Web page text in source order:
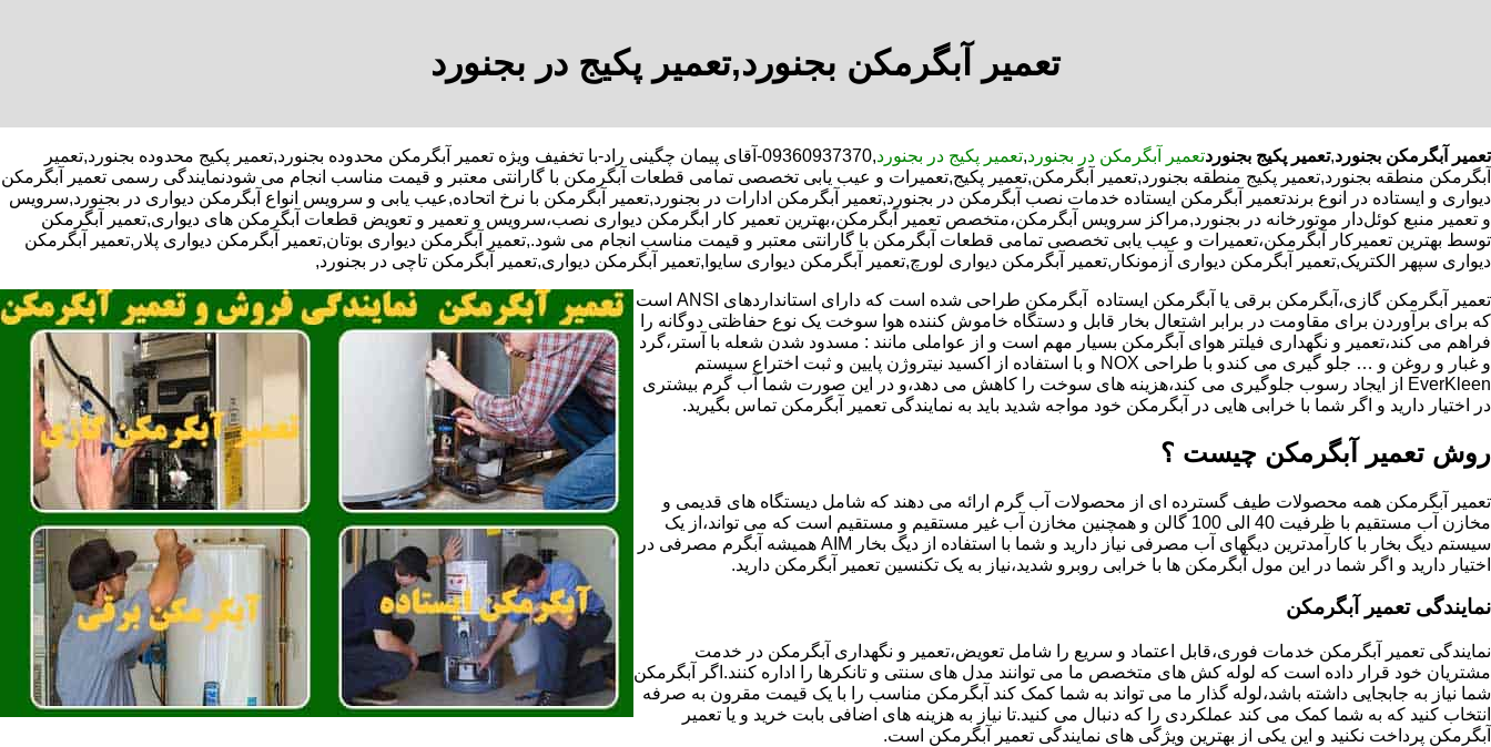
تعمیر آبگرمکن بجنورد,تعمیر پکیج در بجنورد
تعمیر آبگرمکن بجنورد,تعمیر پکیج بجنوردتعمیر آبگرمکن در بجنورد,تعمیر پکیج در بجنورد
,09360937370-آقای پیمان چگینی راد-با تخفیف ویژه تعمیر آبگرمکن محدوده بجنورد,تعمیر پکیج محدوده بجنورد,تعمیر
آبگرمکن منطقه بجنورد,تعمیر پکیج منطقه بجنورد,تعمیر آبگرمکن,تعمیر پکیج,تعمیرات و عیب یابی تخصصی تمامی قطعات آبگرمکن با گارانتی معتبر و قیمت مناسب انجام می شودنمایندگی رسمی تعمیر آبگرمکن
دیواری و ایستاده در انوع برندتعمیر آبگرمکن ایستاده خدمات نصب آبگرمکن در بجنورد,تعمیر آبگرمکن ادارات در بجنورد,تعمیر آبگرمکن با نرخ اتحاده,عیب یابی و سرویس انواع آبگرمکن دیواری در بجنورد,سرویس
و تعمیر منبع کوئل‌دار موتورخانه در بجنورد,مراکز سرویس آبگرمکن،متخصص تعمیر آبگرمکن،بهترین تعمیر کار ابگرمکن دیواری نصب،سرویس و تعمیر و تعویض قطعات آبگرمکن های دیواری,تعمیر آبگرمکن
توسط بهترین تعمیرکار آبگرمکن،تعمیرات و عیب یابی تخصصی تمامی قطعات آبگرمکن با گارانتی معتبر و قیمت مناسب انجام می شود.,تعمیر آبگرمکن دیواری بوتان,تعمیر آبگرمکن دیواری پلار,تعمیر آبگرمکن
دیواری سپهر الکتریک,تعمیر آبگرمکن دیواری آزمونکار,تعمیر آبگرمکن دیواری لورچ,تعمیر آبگرمکن دیواری سایوا,تعمیر آبگرمکن دیواری,تعمیر آبگرمکن تاچی در بجنورد,
تعمیر آبگرمکن گازی،آبگرمکن برقی یا آبگرمکن ایستاده ​ آبگرمکن طراحی شده است که دارای استانداردهای ANSI است
که برای برآوردن برای مقاومت در برابر اشتعال بخار قابل و دستگاه خاموش کننده هوا سوخت یک نوع حفاظتی دوگانه را
فراهم می کند،تعمیر و نگهداری فیلتر هوای آبگرمکن بسیار مهم است و از عواملی مانند : مسدود شدن شعله با آستر،گرد
و غبار و روغن و … جلو گیری می کندو با طراحی NOX و با استفاده از اکسید نیتروژن پایین و ثبت اختراع سیستم
EverKleen از ایجاد رسوب جلوگیری می کند،هزینه های سوخت را کاهش می دهد،و در این صورت شما آب گرم بیشتری
در اختیار دارید و اگر شما با خرابی هایی در آبگرمکن خود مواجه شدید باید به نمایندگی تعمیر آبگرمکن تماس بگیرید.
روش تعمیر آبگرمکن چیست ؟
تعمیر آبگرمکن همه محصولات طیف گسترده ای از محصولات آب گرم ارائه می دهند که شامل دیستگاه های قدیمی و
مخازن آب مستقیم با ظرفیت 40 الی 100 گالن و همچنین مخازن آب غیر مستقیم و مستقیم است که می تواند،از یک
سیستم دیگ بخار با کارآمدترین دیگهای آب مصرفی نیاز دارید و شما با استفاده از دیگ بخار AIM همیشه آبگرم مصرفی در
اختیار دارید و اگر شما در این مول آبگرمکن ها با خرابی روبرو شدید،نیاز به یک تکنسین تعمیر آبگرمکن دارید.
نمایندگی تعمیر آبگرمکن
نمایندگی تعمیر آبگرمکن خدمات فوری،قابل اعتماد و سریع را شامل تعویض،تعمیر و نگهداری آبگرمکن در خدمت
مشتریان خود قرار داده است که لوله کش های متخصص ما می توانند مدل های سنتی و تانکرها را اداره کنند.اگر آبگرمکن
شما نیاز به جابجایی داشته باشد،لوله گذار ما می تواند به شما کمک کند آبگرمکن مناسب را با یک قیمت مقرون به صرفه
انتخاب کنید که به شما کمک می کند عملکردی را که دنبال می کنید.تا نیاز به هزینه های اضافی بابت خرید و یا تعمیر
آبگرمکن پرداخت نکنید و این یکی از بهترین ویژگی های نمایندگی تعمیر آبگرمکن است.